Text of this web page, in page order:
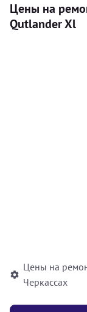
Цены на
Qutlander Xl
Цены на
Черкассах